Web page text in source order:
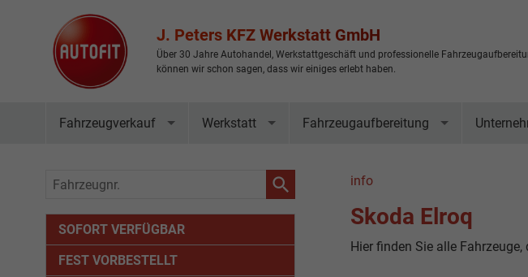
J. Peters KFZ Werkstatt GmbH
Über 30 Jahre Autohandel, Werkstattgeschäft und professionelle
können wir schon sagen, dass wir einiges erlebt haben.
Fahrzeugverkauf Werkstatt Fahrzeugaufbereitung
info
Skoda Elroq
Hier finden Sie alle
Fahrzeugnr.
SOFORT VERFÜGBAR
FEST VORBESTELLT